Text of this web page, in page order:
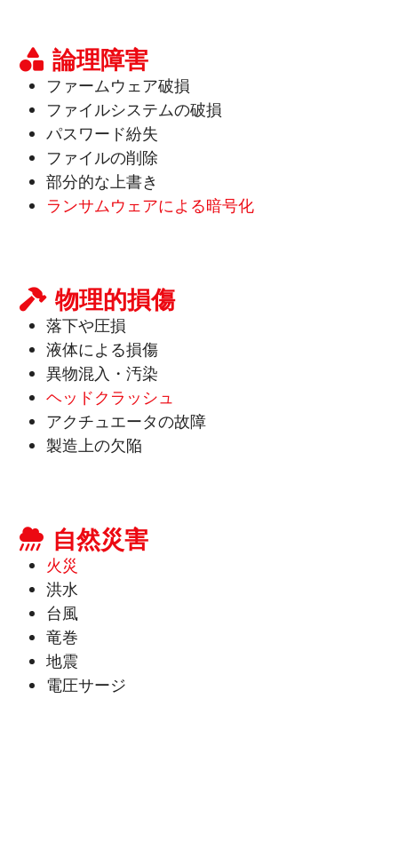
論理障害
ファームウェア破損
ファイルシステムの破損
パスワード紛失
ファイルの削除
部分的な上書き
ランサムウェアによる暗号化
物理的損傷
落下や圧損
液体による損傷
異物混入・汚染
ヘッドクラッシュ
アクチュエータの故障
製造上の欠陥
自然災害
火災
洪水
台風
竜巻
地震
電圧サージ